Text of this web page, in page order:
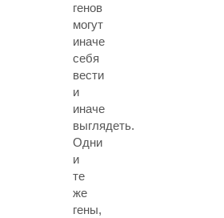
генов
могут
иначе
себя
вести
и
иначе
выглядеть.
Одни
и
те
же
гены,